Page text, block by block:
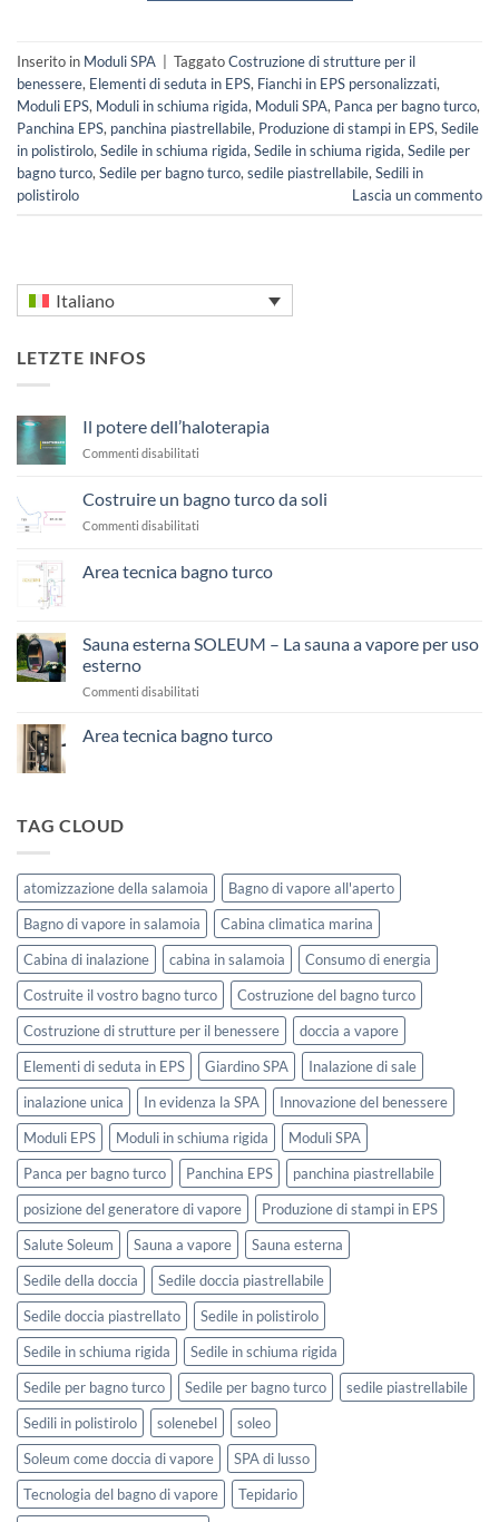
Inserito in Moduli SPA TaggatoCostruzione di strutture per il
benessere, Elementi di seduta in EPS, Fianchi in EPS personalizzati,
Moduli EPS, Moduli in schiuma rigida, Moduli SPA, Panca per bagno turco,
Panchina EPS, panchina piastrellabile, Produzione di stampi in EPS, Sedile
in polistirolo, Sedile in schiuma rigida, Sedile in schiuma rigida, Sedile per
bagno turco, Sedile per bagno turco, sedile piastrellabile, Sedili in
polistirolo
Lascia un commento
Italiano
LETZTE INFOS
Il potere dell’haloterapia
Commenti disabilitati
dell’haloterapia
Costruire un bagno turco da soli
Commenti disabilitati
bagno
soli
Area tecnica bagno turco
Area
tecnica
bagno
Sauna esterna SOLEUM – La sauna a vapore per uso
esterno
Commenti disabilitati
esterna
SOLEUM
uso
esterno
Area tecnica bagno turco
bagno
TAG CLOUD
atomizzazione della salamoia
Bagno di vapore all'aperto
Bagno di vapore in salamoia
Cabina climatica marina
Cabina di inalazione
cabina in salamoia
Consumo di energia
Costruite il vostro bagno turco
Costruzione del bagno turco
Costruzione di strutture per il benessere
doccia a vapore
Elementi di seduta in EPS
Giardino SPA
Inalazione di sale
inalazione unica
In evidenza la SPA
Innovazione del benessere
Moduli EPS
Moduli in schiuma rigida
Moduli SPA
Panca per bagno turco
Panchina EPS
panchina piastrellabile
posizione del generatore di vapore
Produzione di stampi in EPS
Salute Soleum
Sauna a vapore
Sauna esterna
Sedile della doccia
Sedile doccia piastrellabile
Sedile doccia piastrellato
Sedile in polistirolo
Sedile in schiuma rigida
Sedile in schiuma rigida
Sedile per bagno turco
Sedile per bagno turco
sedile piastrellabile
Sedili in polistirolo
solenebel
soleo
Soleum come doccia di vapore
SPA di lusso
Tecnologia del bagno di vapore
Tepidario